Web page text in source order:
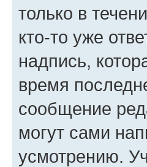
только в
кто-то уже
надпись,
время
сообщение
могут сами
усмотрению.